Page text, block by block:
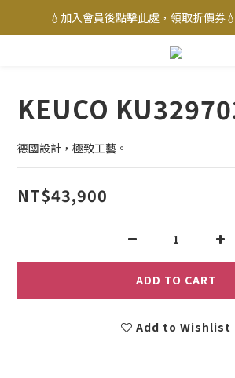
💧加入會員後點擊此處，領取折價券
KEUCO
德國設計，極致工藝。
NT$43,900
ADD TO CART
Add to Wishlist